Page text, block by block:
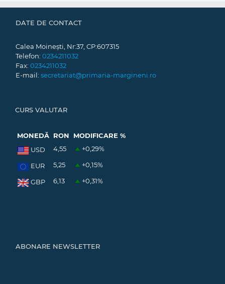
DATE DE CONTACT
Calea Moinești, Nr:37, CP:607315
Telefon: 0234211032
Fax: 0234211032
E-mail: secretariat@primaria-margineni.ro
CURS VALUTAR
MONEDĂ RON
MODIFICARE %
USD
4,55 +0,29%
EUR 5,25 +0,15%
GBP 6,13 +0,31%
ABONARE NEWSLETTER